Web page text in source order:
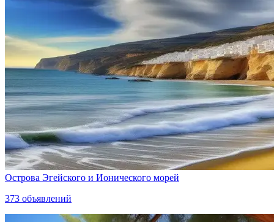
Острова Эгейского и Ионического морей
373 объявлений